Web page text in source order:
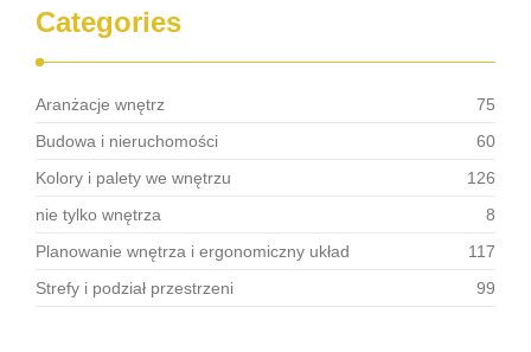
Categories
Aranżacje wnętrz
75
Budowa i nieruchomości
60
Kolory i palety we wnętrzu
126
nie tylko wnętrza
8
Planowanie wnętrza i ergonomiczny układ
117
Strefy i podział przestrzeni
99